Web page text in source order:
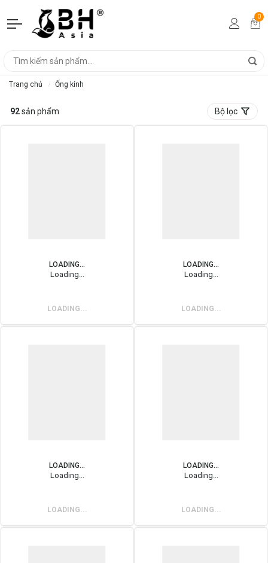
0
Trang chủ Ống kính
92sản phẩm Bộ lọc
LOADING...
Loading...
LOADING...
LOADING...
Loading...
LOADING...
LOADING...
Loading...
LOADING...
LOADING...
Loading...
LOADING...